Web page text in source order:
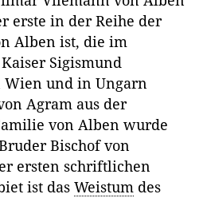
erste in der Reihe der
Alben ist, die im
Sigismund
und in Ungarn
Agram aus der
von Alben wurde
Bischof von
ersten schriftlichen
ist das Weistum des